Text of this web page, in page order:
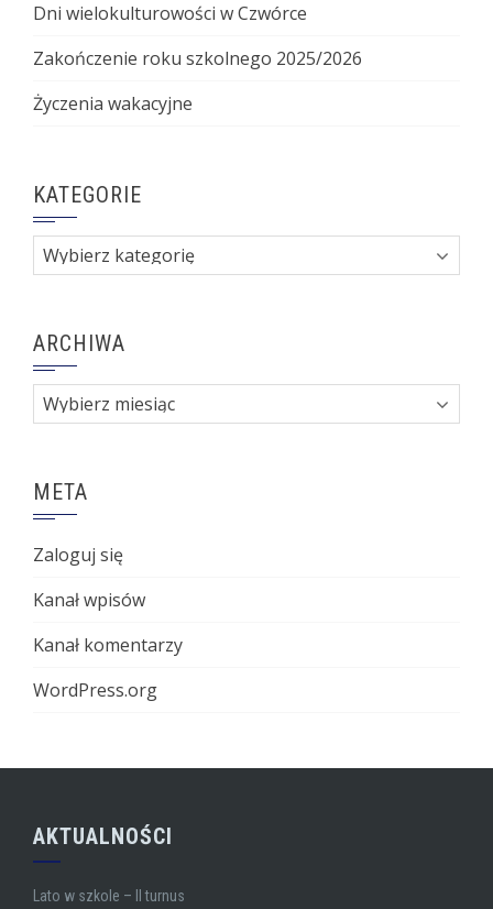
Dni wielokulturowości w Czwórce
Zakończenie roku szkolnego 2025/2026
Życzenia wakacyjne
KATEGORIE
Kategorie
ARCHIWA
Archiwa
META
Zaloguj się
Kanał wpisów
Kanał komentarzy
WordPress.org
AKTUALNOŚCI
Lato w szkole – II turnus